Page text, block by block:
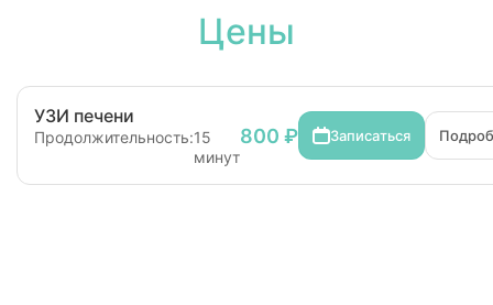
Цены
УЗИ печени
Продолжительность:15
минут
800 ₽ Записаться